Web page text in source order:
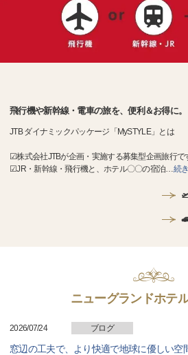
飛行機や新幹線・電車の旅を、便利＆お得に。
JTB ダイナミックパッケージ「MySTYLE」とは
☑株式会社JTBが企画・実施する募集型企画旅行で
☑JR・新幹線・飛行機と、ホテル〇〇の宿泊…続
ニューグランドホテ
2026/07/24 ブログ
窓辺の工夫で、より快適で地球に優しい空